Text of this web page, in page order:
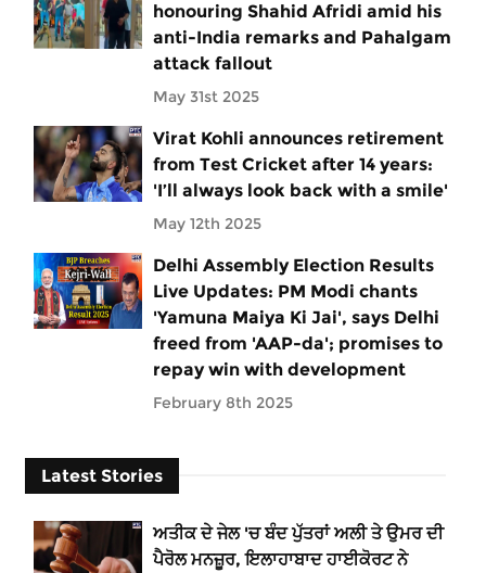
honouring Shahid Afridi amid his
anti-India remarks and Pahalgam
attack fallout
May 31st 2025
Virat Kohli announces retirement
from Test Cricket after 14 years:
'I’ll always look back with a smile'
May 12th 2025
Delhi Assembly Election Results
Live Updates: PM Modi chants
'Yamuna Maiya Ki Jai', says Delhi
freed from 'AAP-da'; promises to
repay win with development
February 8th 2025
Latest Stories
ਅਤੀਕ ਦੇ ਜੇਲ 'ਚ ਬੰਦ ਪੁੱਤਰਾਂ ਅਲੀ ਤੇ ਉਮਰ ਦੀ
ਪੈਰੋਲ ਮਨਜ਼ੂਰ, ਇਲਾਹਾਬਾਦ ਹਾਈਕੋਰਟ ਨੇ